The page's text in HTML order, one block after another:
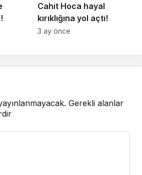
Cahit Hoca hayal
kırıklığına yol açtı!
3 ay önce
Gerekli alanlar